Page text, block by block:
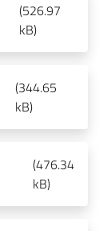
(526.97
kB)
(344.65
kB)
(476.34
kB)